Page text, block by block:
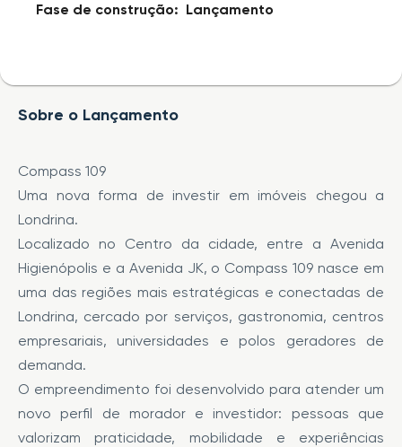
Fase de construção: Lançamento
Sobre o Lançamento
Compass 109
Uma nova forma de investir em imóveis chegou a
Londrina.
Localizado no Centro da cidade, entre a Avenida
Higienópolis e a Avenida JK, o Compass 109 nasce em
uma das regiões mais estratégicas e conectadas de
Londrina, cercado por serviços, gastronomia, centros
empresariais, universidades e polos geradores de
demanda.
O empreendimento foi desenvolvido para atender um
novo perfil de morador e investidor: pessoas que
valorizam praticidade, mobilidade e experiências